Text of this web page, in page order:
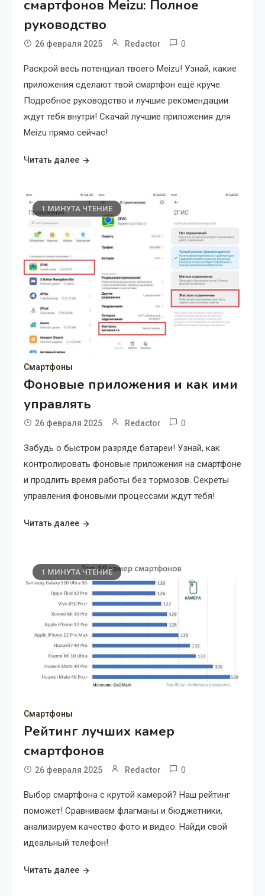
смартфонов Meizu: Полное
руководство
26 февраля 2025 Redactor 0
Раскрой весь потенциал твоего Meizu! Узнай, какие
приложения сделают твой смартфон ещё круче.
Подробное руководство и лучшие рекомендации
ждут тебя внутри! Скачай лучшие приложения для
Meizu прямо сейчас!
Читать далее
1 МИНУТА ЧТЕНИЕ
Смартфоны
Фоновые приложения и как ими
управлять
26 февраля 2025 Redactor 0
Забудь о быстром разряде батареи! Узнай, как
контролировать фоновые приложения на смартфоне
и продлить время работы без тормозов. Секреты
управления фоновыми процессами ждут тебя!
Читать далее
1 МИНУТА ЧТЕНИЕ
Смартфоны
Рейтинг лучших камер
смартфонов
26 февраля 2025 Redactor 0
Выбор смартфона с крутой камерой? Наш рейтинг
поможет! Сравниваем флагманы и бюджетники,
анализируем качество фото и видео. Найди свой
идеальный телефон!
Читать далее